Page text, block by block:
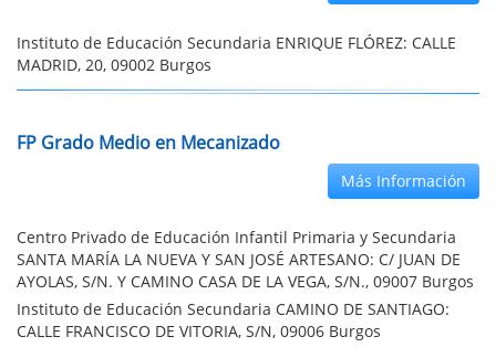
Instituto de Educación Secundaria ENRIQUE FLÓREZ: CALLE
MADRID, 20, 09002 Burgos
FP Grado Medio en Mecanizado
Más Información
Centro Privado de Educación Infantil Primaria y Secundaria
SANTA MARÍA LA NUEVA Y SAN JOSÉ ARTESANO: C/ JUAN DE
AYOLAS, S/N. Y CAMINO CASA DE LA VEGA, S/N., 09007 Burgos
Instituto de Educación Secundaria CAMINO DE SANTIAGO:
CALLE FRANCISCO DE VITORIA, S/N, 09006 Burgos